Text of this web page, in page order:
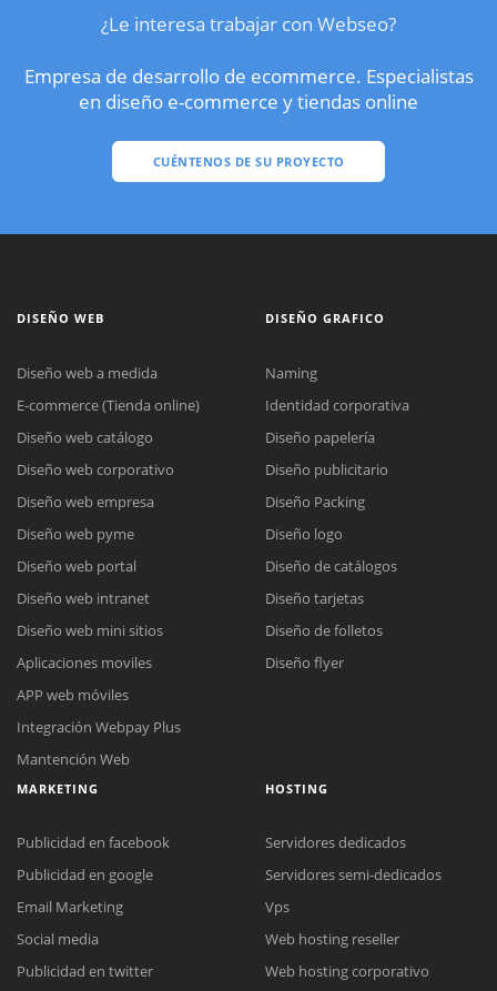
¿Le interesa trabajar con Webseo?
Empresa de desarrollo de ecommerce. Especialistas
en diseño e-commerce y tiendas online
CUÉNTENOS DE SU PROYECTO
DISEÑO WEB
Diseño web a medida
E-commerce (Tienda online)
Diseño web catálogo
Diseño web corporativo
Diseño web empresa
Diseño web pyme
Diseño web portal
Diseño web intranet
Diseño web mini sitios
Aplicaciones moviles
APP web móviles
Integración Webpay Plus
Mantención Web
DISEÑO GRAFICO
Naming
Identidad corporativa
Diseño papelería
Diseño publicitario
Diseño Packing
Diseño logo
Diseño de catálogos
Diseño tarjetas
Diseño de folletos
Diseño flyer
MARKETING
Publicidad en facebook
Publicidad en google
Email Marketing
Social media
Publicidad en twitter
HOSTING
Servidores dedicados
Servidores semi-dedicados
Vps
Web hosting reseller
Web hosting corporativo